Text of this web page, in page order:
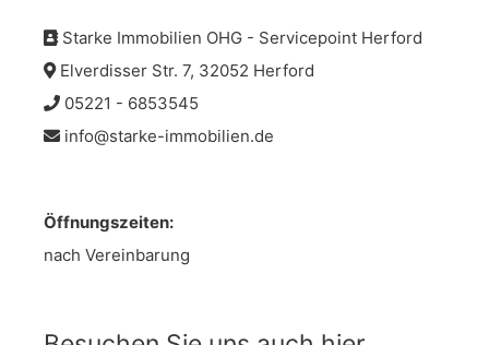
Starke Immobilien OHG - Servicepoint Herford
Elverdisser Str. 7, 32052 Herford
05221 - 6853545
info@starke-immobilien.de
Öffnungszeiten:
nach Vereinbarung